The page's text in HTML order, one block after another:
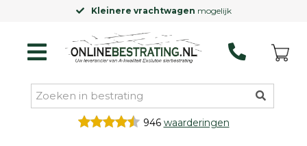
Kleinere vrachtwagen mogelijk
946 waarderingen